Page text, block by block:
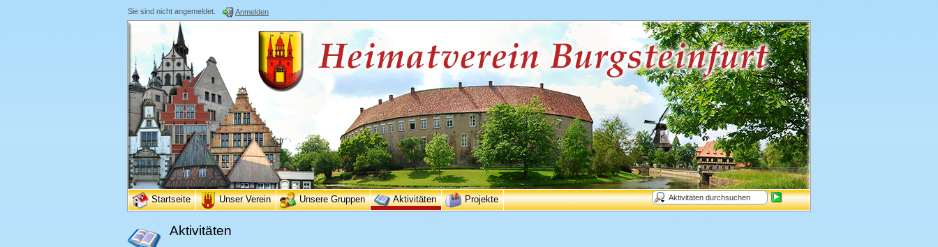
Sie sind nicht angemeldet. Anmelden
Startseite Unser Verein Unsere Gruppen Aktivitäten Projekte
Aktivitäten